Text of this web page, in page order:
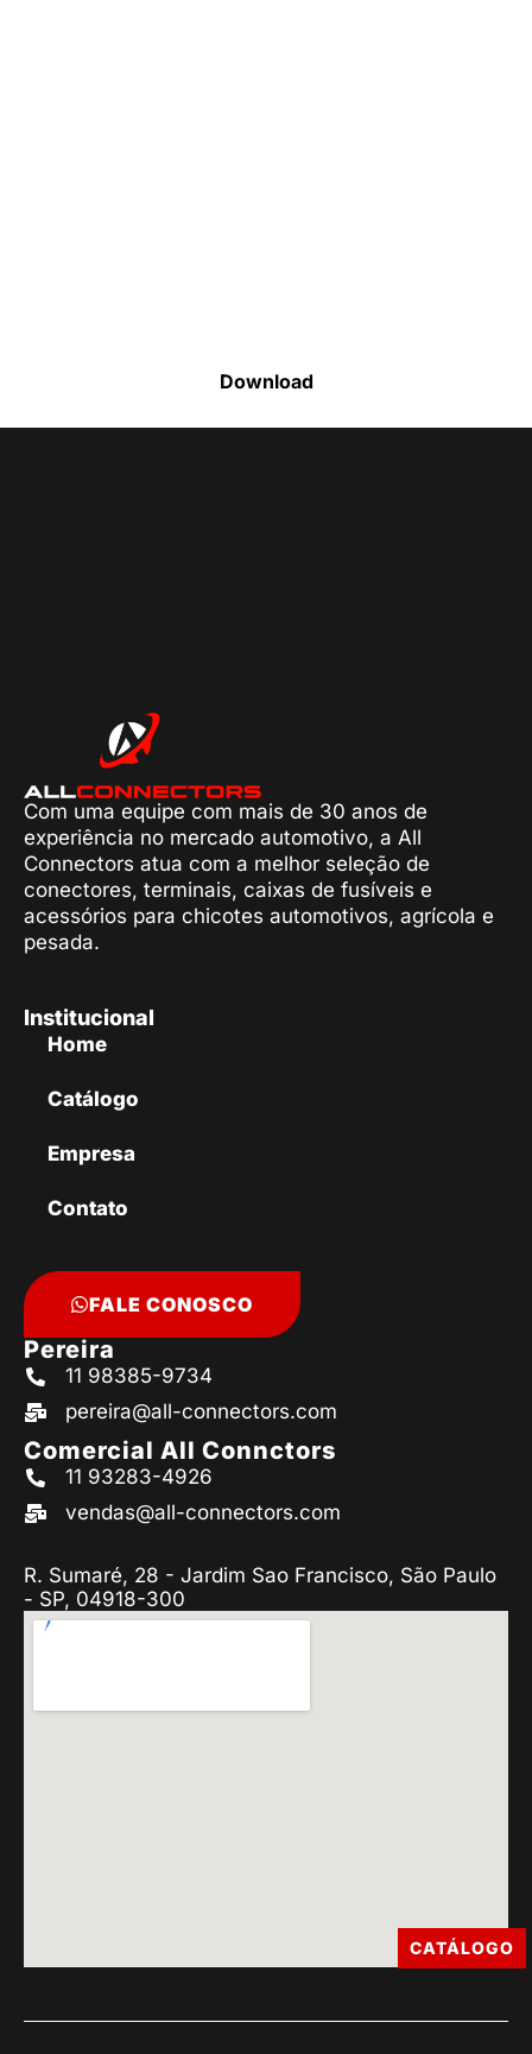
Download
Com uma equipe com mais de 30 anos de
experiência no mercado automotivo, a All
Connectors atua com a melhor seleção de
conectores, terminais, caixas de fusíveis e
acessórios para chicotes automotivos, agrícola e
pesada.
Institucional
Home
Catálogo
Empresa
Contato
FALE CONOSCO
Pereira
11 98385-9734
pereira@all-connectors.com
Comercial All Connctors
11 93283-4926
vendas@all-connectors.com
R. Sumaré, 28 - Jardim Sao Francisco, São Paulo
- SP, 04918-300
CATÁLOGO